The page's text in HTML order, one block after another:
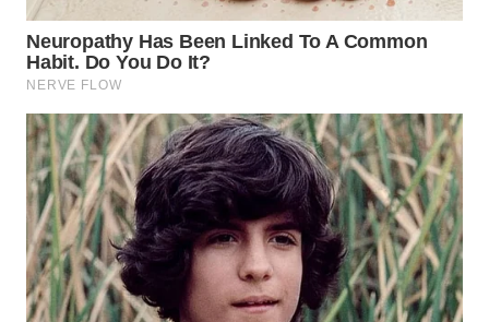
WN
BINJAI
WN
CIREBON
WN
INDRAMAYU
WN
KUNINGAN